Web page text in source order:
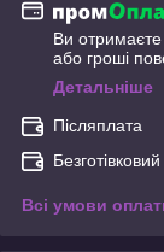
Ви
або гроші
Детальніше
Післяплата
Всі умови